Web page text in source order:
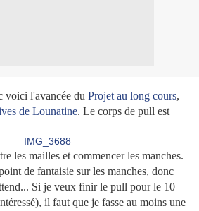
voici l'avancée du Projet au long cours,
de Lounatine. Le corps de pull est
les mailles et commencer les manches.
de fantaisie sur les manches, donc
Si je veux finir le pull pour le 10
il faut que je fasse au moins une